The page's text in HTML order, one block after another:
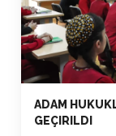
ADAM
GEÇIRILDI